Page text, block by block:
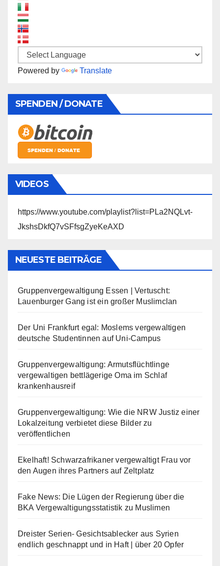
Powered by Translate
SPENDEN / DONATE
VIDEOS
https://www.youtube.com/playlist?list=PLa2NQLvt-
JkshsDkfQ7vSFfsgZyeKeAXD
NEUESTE BEITRÄGE
Gruppenvergewaltigung Essen | Vertuscht:
Lauenburger Gang ist ein großer Muslimclan
Der Uni Frankfurt egal: Moslems vergewaltigen
deutsche Studentinnen auf Uni-Campus
Gruppenvergewaltigung: Armutsflüchtlinge
vergewaltigen bettlägerige Oma im Schlaf
krankenhausreif
Gruppenvergewaltigung: Wie die NRW Justiz einer
Lokalzeitung verbietet diese Bilder zu
veröffentlichen
Ekelhaft! Schwarzafrikaner vergewaltigt Frau vor
den Augen ihres Partners auf Zeltplatz
Fake News: Die Lügen der Regierung über die
BKA Vergewaltigungsstatistik zu Muslimen
Dreister Serien- Gesichtsablecker aus Syrien
endlich geschnappt und in Haft | über 20 Opfer